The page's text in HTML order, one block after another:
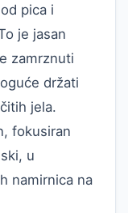
pica i
je jasan
zamrznuti
držati
jela.
fokusiran
u
namirnica na